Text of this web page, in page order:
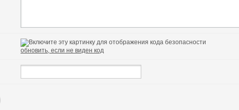
обновить, если не виден код